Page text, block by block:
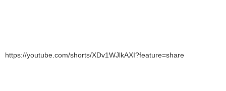
https://youtube.com/shorts/XDv1WJlkAXI?feature=share